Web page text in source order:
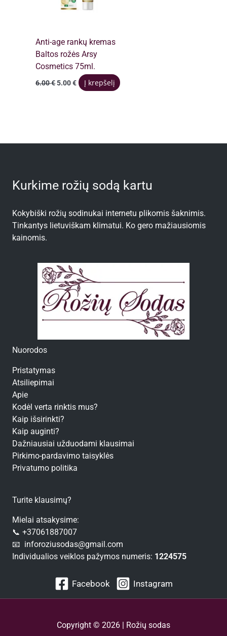
Anti-age rankų kremas
Baltos rožės Arsy
Cosmetics 75ml.
6.00€ Original
5.00€Current
price
Į krepšelį
Kurkime rožių sodą kartu
Kokybiški rožių sodinukai internetu plikomis šaknimis.
Tinkantys lietuviškam klimatui. Ko gero mažiausiomis
kainomis.
Nuorodos
Pristatymas
Atsiliepimai
Apie
Kodėl verta rinktis mus?
Kaip išsirinkti?
Kaip auginti?
Dažniausiai užduodami klausimai
Pirkimo-pardavimo taisyklės
Privatumo politika
Turite klausimų?
Mielai atsakysime:
📞 +37061887007
📧 inforoziusodas@gmail.com
Individualios veiklos pažymos numeris: 1224575
Facebook Instagram
Copyright © 2026 | Rožių sodas